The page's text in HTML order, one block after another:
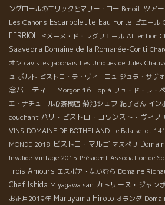
ングロールのエリックとマリー・ロー Benoit ツアー
Les Canons Escarpolette Eau Forte ピエール
FERRIOL ドメーヌ・ド・レグリエール Attention
Saavedra Domaine de la Romanée-Conti
オン cavistes japonais Les Uniques de Jules
ュ ポルト ビストロ・ラ・ヴィーニュ ジュラ・サヴ
念パーティー Morgon 16 Hop'là リュ・ド・ラ・
エ・ナチュール心斎橋店 菊池シェフ 紀子さん イン
couchant パリ・ビストロ・コワンスト・ヴィノ
VINS DOMAINE DE BOTHELAND Le Balaise lot
MONDE 2018 ビストロ・マルゴ マスぺリ
Invalide Vintage 2015 Président Association de
Trois Amours エスポア・なかむら Domaine
Chef Ishida Miyagawa san カトリーヌ・ジャン
お正月2019年 Maruyama Hiroto オランダ